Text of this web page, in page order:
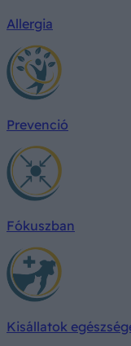
Allergia
Prevenció
Fókuszban
Kisállatok